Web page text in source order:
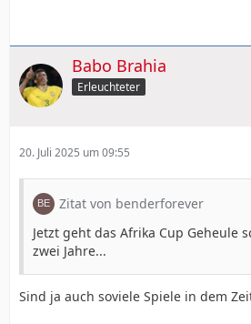
Babo Brahia
Erleuchteter
20. Juli 2025 um 09:55
Zitat von benderforever
Jetzt geht das Afrika Cup Geheule
zwei Jahre...
Sind ja auch soviele Spiele in dem